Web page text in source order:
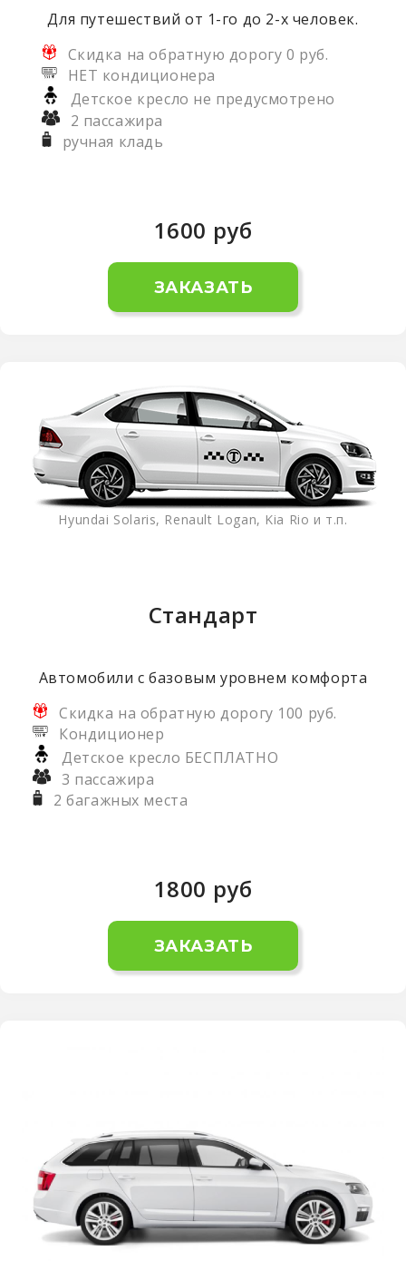
Для путешествий от 1-го до 2-х человек.
Скидка на обратную дорогу 0 руб.
НЕТ кондиционера
Детское кресло не предусмотрено
2 пассажира
ручная кладь
1600 руб
ЗАКАЗАТЬ
Hyundai Solaris, Renault Logan, Kia Rio и т.п.
Стандарт
Автомобили с базовым уровнем комфорта
Скидка на обратную дорогу 100 руб.
Кондиционер
Детское кресло БЕСПЛАТНО
3 пассажира
2 багажных места
1800 руб
ЗАКАЗАТЬ